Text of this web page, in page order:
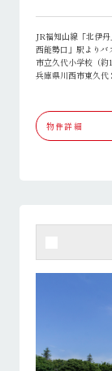
JR福知山線「北伊
西能勢口」駅よりバ
市立久代小学校（約
兵庫県川西市東久代
物件詳細